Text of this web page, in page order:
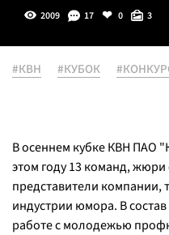
2009 17 0 3
#КВН #КУБОК
В осеннем кубке КВН ПАО
этом году 13 команд,
представители компании,
индустрии юмора. В
работе с молодежью